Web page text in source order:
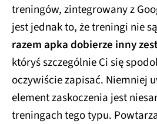
treningów, zintegrowany z
jest jednak to, że treningi nie
razem apka dobierze inny
któryś szczególnie Ci się
oczywiście zapisać. Niemniej
element zaskoczenia jest
treningach tego typu.